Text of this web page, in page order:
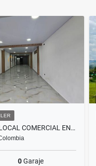
SE ARRIENDA LOCAL COMERCIAL EN EL CENTRO DE QUIBDO
0Garaje